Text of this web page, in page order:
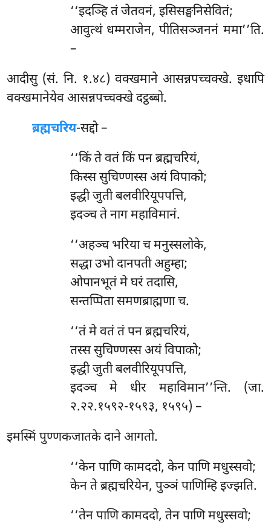
‘‘इदञ्हि तं जेतवनं, इसिसङ्घनिसेवितं;
आवुत्थं धम्मराजेन, पीतिसञ्जननं ममा’’ति.
–
आदीसु (सं. नि. १.४८) वक्खमाने आसन्नपच्चक्खे. इधापि
वक्खमानेयेव आसन्नपच्चक्खे दट्ठब्बो.
ब्रह्मचरिय-सद्दो –
‘‘किं ते वतं किं पन ब्रह्मचरियं,
किस्स सुचिण्णस्स अयं विपाको;
इद्धीजुती बलवीरियूपपत्ति,
इदञ्च ते नाग महाविमानं.
‘‘अहञ्चभरिया च मनुस्सलोके,
सद्धा उभो दानपती अहुम्हा;
ओपानभूतं मे घरं तदासि,
सन्तप्पिता समणब्राह्मणा च.
‘‘तं मे वतं तं पन ब्रह्मचरियं,
तस्स सुचिण्णस्स अयं विपाको;
इद्धी जुती बलवीरियूपपत्ति,
इदञ्च मे धीर महाविमान’’न्ति. (जा.
२.२२.१५९२-१५९३, १५९५) –
इमस्मिंपुण्णकजातके दाने आगतो.
‘‘केन पाणि कामददो, केन पाणि मधुस्सवो;
केन ते ब्रह्मचरियेन, पुञ्ञं पाणिम्हि इज्झति.
‘‘तेन पाणि कामददो, तेन पाणि मधुस्सवो;